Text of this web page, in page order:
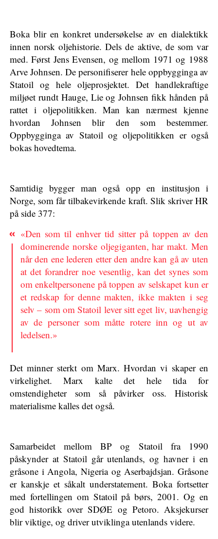
Boka blir en konkret undersøkelse av en dialektikk
innen norsk oljehistorie. Dels de aktive, de som var
med. Først Jens Evensen, og mellom 1971 og 1988
Arve Johnsen. De personifiserer hele oppbygginga av
Statoil og hele oljeprosjektet. Det handlekraftige
miljøet rundt Hauge, Lie og Johnsen fikk hånden på
rattet i oljepolitikken. Man kan nærmest kjenne
hvordan Johnsen blir den som bestemmer.
Oppbygginga av Statoil og oljepolitikken er også
bokas hovedtema.
Samtidig bygger man også opp en institusjon i
Norge, som får tilbakevirkende kraft. Slik skriver HR
på side 377:
«Den som til enhver tid sitter på toppen av den
dominerende norske oljegiganten, har makt. Men
når den ene lederen etter den andre kan gå av uten
at det forandrer noe vesentlig, kan det synes som
om enkeltpersonene på toppen av selskapet kun er
et redskap for denne makten, ikke makten i seg
selv – som om Statoil lever sitt eget liv, uavhengig
av de personer som måtte rotere inn og ut av
ledelsen.»
Det minner sterkt om Marx. Hvordan vi skaper en
virkelighet. Marx kalte det hele tida for
omstendigheter som så påvirker oss. Historisk
materialisme kalles det også.
Samarbeidet mellom BP og Statoil fra 1990
påskynder at Statoil går utenlands, og havner i en
gråsone i Angola, Nigeria og Aserbajdsjan. Gråsone
er kanskje et såkalt understatement. Boka fortsetter
med fortellingen om Statoil på børs, 2001. Og en
god historikk over SDØE og Petoro. Aksjekurser
blir viktige, og driver utviklinga utenlands videre.